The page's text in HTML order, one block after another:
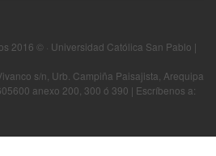
2016 © · Universidad Católica San Pablo |
s/n, Urb. Campiña Paisajista, Arequipa
anexo 200, 300 ó 390 | Escríbenos a: